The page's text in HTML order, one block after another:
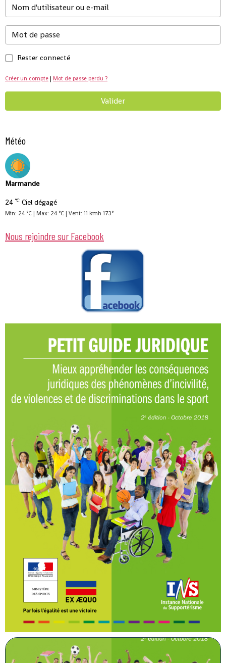
Rester connecté
Créer un compte | Mot de passe perdu ?
Valider
Météo
Marmande
24 °C Ciel dégagé
Min: 24 °C | Max: 24 °C | Vent: 11 kmh 173°
Nous rejoindre sur Facebook